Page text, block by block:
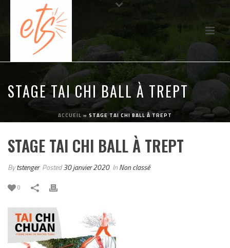
STAGE TAI CHI BALL À TREPT
ACCUEIL » STAGE TAI CHI BALL À TREPT
STAGE TAI CHI BALL À TREPT
Bytstenger Posted30 janvier 2020 InNon classé
0